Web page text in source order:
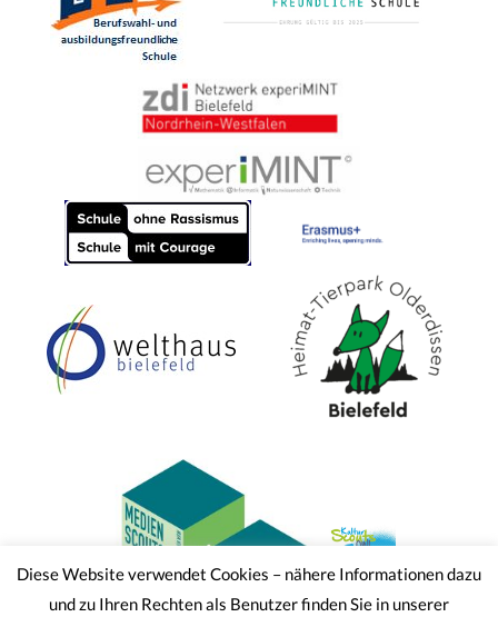
Diese Website verwendet Cookies – nähere Informationen dazu
und zu Ihren Rechten als Benutzer finden Sie in unserer